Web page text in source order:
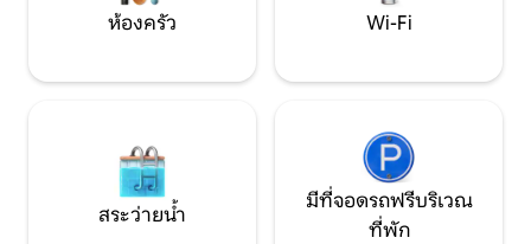
ห้องครัว Wi-Fi
สระว่ายน้ำ
มีที่จอดรถฟรีบริเวณ
ที่พัก